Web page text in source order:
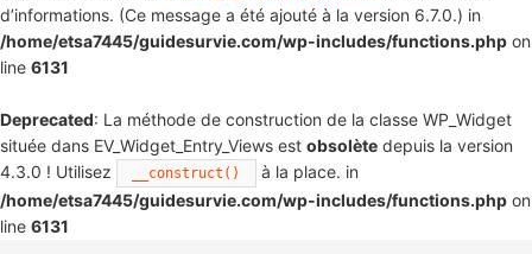
d’informations. (Ce message a été ajouté à la version 6.7.0.) in
/home/etsa7445/guidesurvie.com/wp-includes/functions.php on
line 6131
Deprecated: La méthode de construction de la classe WP_Widget
située dans EV_Widget_Entry_Views est obsolète depuis la version
4.3.0 ! Utilisez
__construct()
à la place. in
/home/etsa7445/guidesurvie.com/wp-includes/functions.php on
line 6131